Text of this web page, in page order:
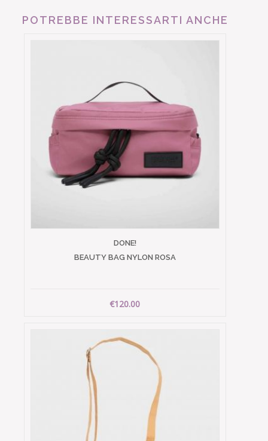
POTREBBE INTERESSARTI ANCHE
DONE!
BEAUTY BAG NYLON ROSA
€120.00